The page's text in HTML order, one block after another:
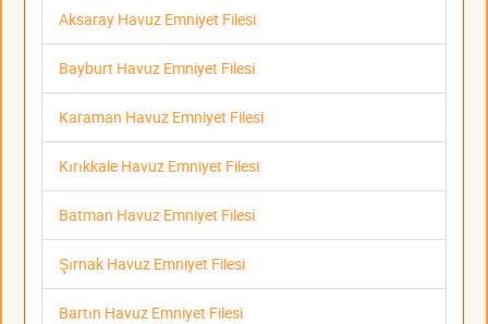
Aksaray Havuz Emniyet Filesi
Bayburt Havuz Emniyet Filesi
Karaman Havuz Emniyet Filesi
Kırıkkale Havuz Emniyet Filesi
Batman Havuz Emniyet Filesi
Şırnak Havuz Emniyet Filesi
Bartın Havuz Emniyet Filesi